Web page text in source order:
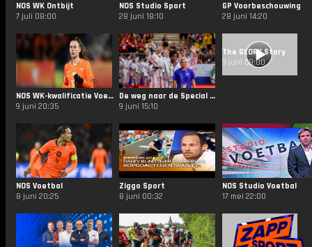
NOS WK Ontbijt
7 juli 08:00
NOS Studio Sport
28 juni 18:10
GP Voorbeschouwing
28 juni 14:20
NOS WK-kwalificatie Voetbal
9 juni 20:35
De weg naar de Special Olympics
9 juni 15:10
The GLORY Story
9 juni 09:00
NOS Voetbal
8 juni 20:25
Ziggo Sport
8 juni 00:32
NOS Studio Voetbal
17 mei 22:00